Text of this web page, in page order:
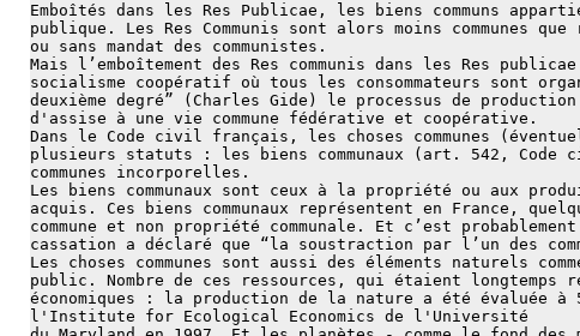
Emboîtés dans les Res Publicae, les biens communs
publique. Les Res Communis sont alors moins communes
ou sans mandat des communistes.
Mais l’emboîtement des Res communis dans les Res
socialisme coopératif où tous les consommateurs sont
deuxième degré” (Charles Gide) le processus de
d'assise à une vie commune fédérative et coopérative.
Dans le Code civil français, les choses communes
plusieurs statuts : les biens communaux (art. 542,
communes incorporelles.
Les biens communaux sont ceux à la propriété ou aux
acquis. Ces biens communaux représentent en France,
commune et non propriété communale. Et c’est
cassation a déclaré que “la soustraction par l’un des
Les choses communes sont aussi des éléments naturels
public. Nombre de ces ressources, qui étaient
économiques : la production de la nature a été évaluée
l'Institute for Ecological Economics de l'Université